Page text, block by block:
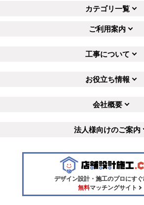
カテゴリ一覧
ご利用案内
工事について
お役立ち情報
会社概要
法人様向けのご案内
デザイン設計・施工のプロにす
無料マッチングサイト